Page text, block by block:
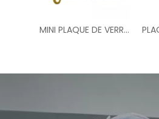
MINI PLAQUE DE VERROUILLAGE CONDYLIEN 2.7 MM